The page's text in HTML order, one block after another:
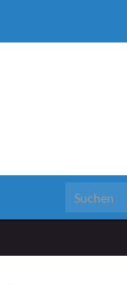
Search for: